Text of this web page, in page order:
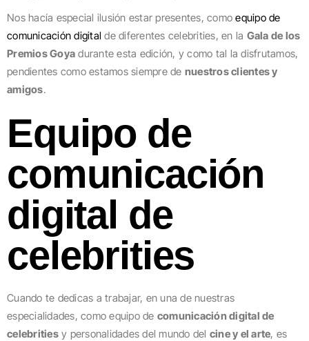
Nos hacía especial ilusión estar presentes, comoequipo de
comunicación digital de diferentes celebrities, en la Gala de los
Premios Goya durante esta edición, y como tal la disfrutamos,
pendientes como estamos siempre de nuestros clientes y
amigos.
Equipo de
comunicación
digital de
celebrities
Cuando te dedicas a trabajar, en una de nuestras
especialidades, como equipo de comunicación digital de
celebritiesy personalidades del mundo del cine y el arte, es